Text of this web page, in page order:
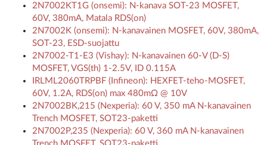
2N7002KT1G (onsemi): N-kanava SOT-23 MOSFET,
60V, 380mA, Matala RDS(on)
2N7002K (onsemi): N-kanavainen MOSFET, 60V, 380mA,
SOT-23, ESD-suojattu
2N7002-T1-E3 (Vishay): N-kanavainen 60-V (D-S)
MOSFET, VGS(th) 1-2.5V, ID 0.115A
IRLML2060TRPBF (Infineon): HEXFET-teho-MOSFET,
60V, 1.2A, RDS(on) max 480mΩ @ 10V
2N7002BK,215 (Nexperia): 60 V, 350 mA N-kanavainen
Trench MOSFET, SOT23-paketti
2N7002P,235 (Nexperia): 60 V, 360 mA N-kanavainen